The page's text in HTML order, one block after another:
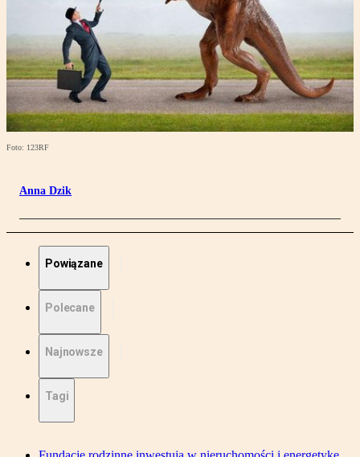
Foto: 123RF
Anna Dzik
Powiązane
Polecane
Najnowsze
Tagi